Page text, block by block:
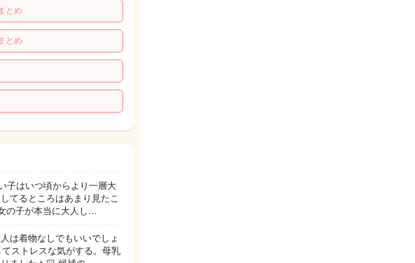
とめ
とめ
子はいつ頃からより一層大
てるところはあまり見たこ
の子が本当に大人し…
は着物なしでもいいでしょ
ストレスな気がする。母乳